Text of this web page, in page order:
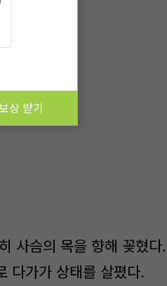
사슴의 목을 향해 꽂혔다
다가가 상태를 살폈다.
상 받기